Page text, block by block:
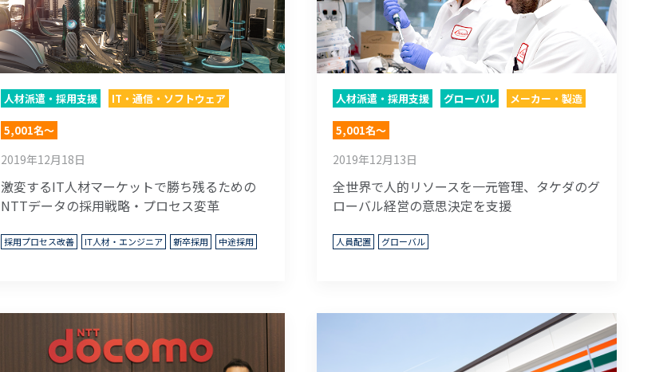
人材派遣・採用支援 IT・通信・ソフトウェア
5,001名～
2019年12月18日
激変するIT人材マーケットで勝ち残るための
NTTデータの採用戦略・プロセス変革
採用プロセス改善 IT人材・エンジニア 新卒採用 中途採用
人材派遣・採用支援 グローバル メーカー・製造
5,001名～
2019年12月13日
全世界で人的リソースを一元管理、タケダのグ
ローバル経営の意思決定を支援
人員配置 グローバル